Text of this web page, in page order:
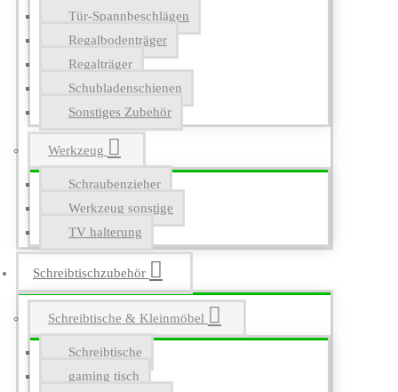
Tür-Spannbeschlägen
Regalbodenträger
Regalträger
Schubladenschienen
Sonstiges Zubehör
Werkzeug
Schraubenzieher
Werkzeug sonstige
TV halterung
Schreibtischzubehör
Schreibtische & Kleinmöbel
Schreibtische
gaming tisch